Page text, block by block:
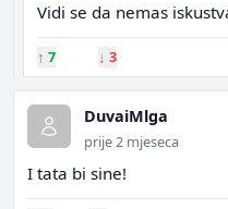
Vidi se da nemas
↑ 7 ↓ 3
DuvaiMlga
prije 2 mjeseca
I tata bi sine!